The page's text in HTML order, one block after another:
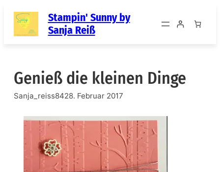
Inhalt
springen
Stampin' Sunny by
Sanja Reiß
Genieß die kleinen Dinge
Sanja_reiss8428. Februar 2017